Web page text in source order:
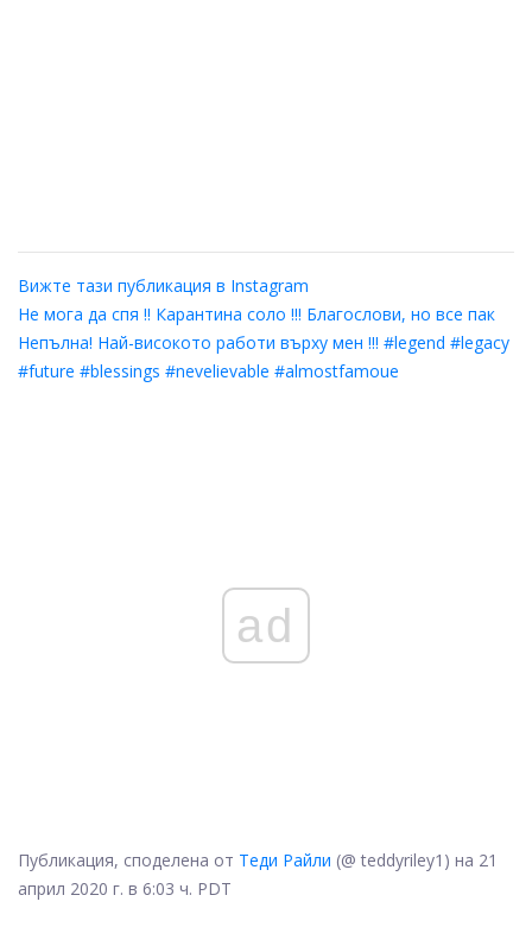
Вижте тази публикация в Instagram
Не мога да спя !! Карантина соло !!! Благослови, но все пак
Непълна! Най-високото работи върху мен !!! #legend #legacy
#future #blessings #nevelievable #almostfamoue
ad
Публикация, споделена от Теди Райли (@ teddyriley1) на 21
април 2020 г. в 6:03 ч. PDT